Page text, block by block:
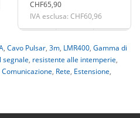
CHF65,90
IVA esclusa: CHF60,96
, Cavo Pulsar, 3m, LMR400, Gamma di
segnale, resistente alle intemperie,
Comunicazione, Rete, Estensione,